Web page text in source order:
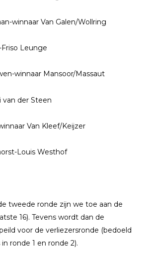
winnaar Van Galen/Wollring
Leunge
winnaar Mansoor/Massaut
der Steen
Van Kleef/Keijzer
Louis Westhof
tweede ronde zijn we toe aan de
16). Tevens wordt dan de
voor de verliezersronde (bedoeld
ronde 1 en ronde 2).